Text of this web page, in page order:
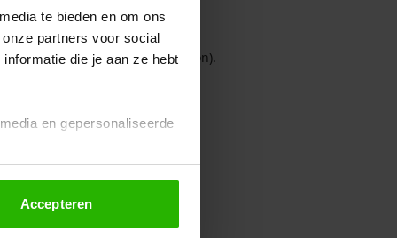
te bieden en om ons
partners voor social
die je aan ze hebt
en gepersonaliseerde
altijd wijzigen of
Accepteren
console for more information).